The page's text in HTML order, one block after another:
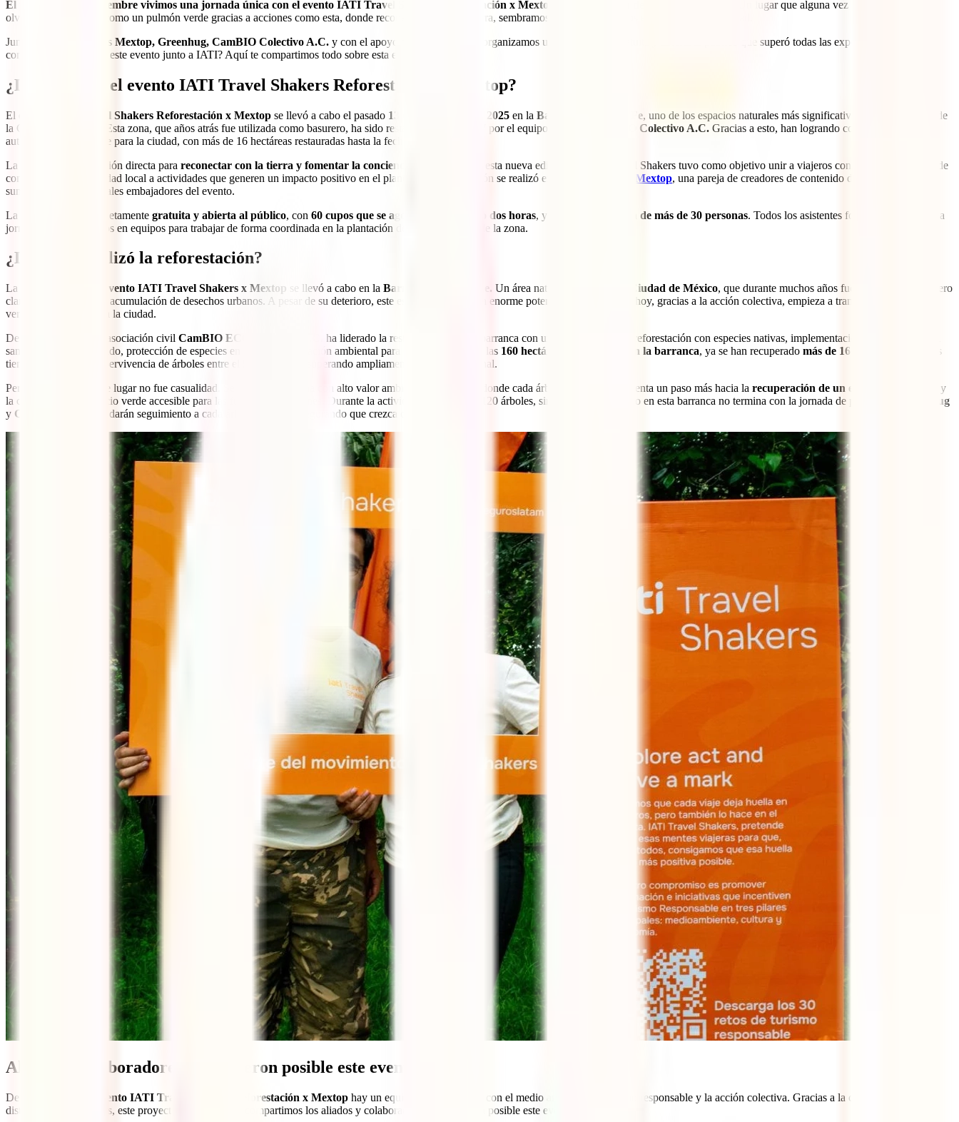
El pasado 13 de septiembre vivimos una jornada única con el evento IATI Travel Shakers Reforestación x Mextop en la Barranca de Santa Fe, CDMX.
Un lugar que alguna vez fue un basurero
olvidado, hoy florece como un pulmón verde gracias a acciones como esta, donde reconectamos con la tierra, sembramos vida y fortalecimos el sentido de comunidad.
Junto a nuestros aliados Mextop, Greenhug, CamBIO Colectivo A.C. y con el apoyo de
, organizamos una experiencia gratuita y abierta al público que superó todas las expectativas. ¿Quieres
conocer cómo se vivió este evento junto a IATI? Aquí te compartimos todo sobre esta edición.
¿De qué trató el evento IATI Travel Shakers Reforestación x Mextop?
El evento IATI Travel Shakers Reforestación x Mextop se llevó a cabo el pasado 13 de septiembre de 2025 en la Barranca de Santa Fe, uno de los espacios naturales más significativos (y recuperados) de
la Ciudad de México. Esta zona, que años atrás fue utilizada como basurero, ha sido restaurada desde 2017 por el equipo de
CamBIO ECO Colectivo A.C. Gracias a esto, han logrando convertirla en un
auténtico pulmón verde para la ciudad, con más de 16 hectáreas restauradas hasta la fecha.
La jornada fue una acción directa para reconectar con la tierra y fomentar la conciencia ambiental.
En esta nueva edición de IATI Travel Shakers tuvo como objetivo unir a viajeros conscientes, creadores de
contenido y la comunidad local a actividades que generen un impacto positivo en el planeta. La reforestación se realizó en colaboración con
Mextop, una pareja de creadores de contenido de viajes que se
sumaron como principales embajadores del evento.
La actividad fue completamente gratuita y abierta al público, con 60 cupos que se agotaron en tan solo dos horas, y una lista de espera de más de 30 personas. Todos los asistentes formaron parte de esta
jornada verde, divididos en equipos para trabajar de forma coordinada en la plantación de árboles nativos de la zona.
¿Dónde se realizó la reforestación?
La reforestación del evento IATI Travel Shakers x Mextop se llevó a cabo en la Barranca de Santa Fe. Un área natural ubicada en la Ciudad de México, que durante muchos años fue usada como basurero
clandestino y punto de acumulación de desechos urbanos. A pesar de su deterioro, este espacio escondía un enorme potencial ecológico que hoy, gracias a la acción colectiva, empieza a transformarse en un
verdadero pulmón para la ciudad.
Desde el año
, la asociación civil CamBIO ECO Colectivo A.C.
ha liderado la restauración de esta barranca con un enfoque integral: reforestación con especies nativas, implementación de biofiltros para
sanear el río contaminado, protección de especies en peligro y educación ambiental para la comunidad. De las 160 hectáreas que componen la barranca, ya se han recuperado más de 16 hectáreas.
Además
tienen un índice de supervivencia de árboles entre el 96 % y 98 %, superando ampliamente la media nacional.
Pero la elección de este lugar no fue casualidad. Se trató de una zona con alto valor ambiental y social, en donde cada árbol sembrado representa un paso más hacia la recuperación de un ecosistema urbano
y
la creación de un espacio verde accesible para las futuras generaciones. Durante la actividad, se plantaron 120 árboles, sin embargo, el trabajo en esta barranca no termina con la jornada de plantación:
Greenhug
y CamBIO Colectivo darán seguimiento a cada árbol plantado, asegurando que crezca con el tiempo.
Aliados y colaboradores que hicieron posible este evento
Detrás del éxito del evento IATI Travel Shakers Reforestación x Mextop hay un equipo comprometido con el medio ambiente, el turismo responsable y la acción colectiva. Gracias a la colaboración entre
distintas organizaciones, este proyecto logró. Aquí te compartimos los aliados y colaboradores que hicieron posible este evento: